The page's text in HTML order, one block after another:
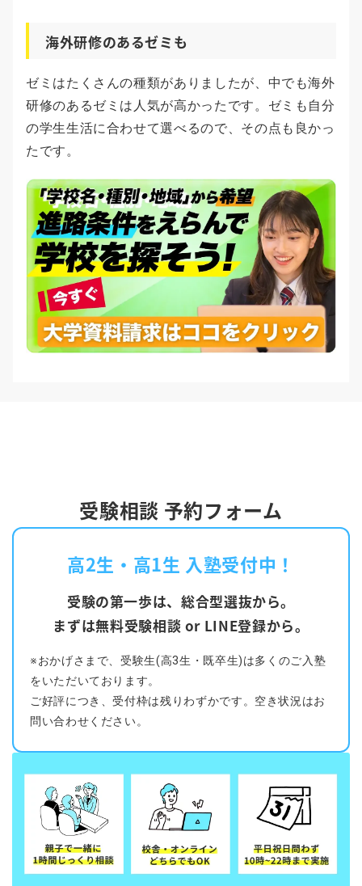
海外研修のあるゼミも
ゼミはたくさんの種類がありましたが、中でも海外
研修のあるゼミは人気が高かったです。ゼミも自分
の学生生活に合わせて選べるので、その点も良かっ
たです。
受験相談 予約フォーム
高2生・高1生 入塾受付中！
受験の第一歩は、総合型選抜から。
まずは無料受験相談 or LINE登録から。
※おかげさまで、受験生(高3生・既卒生)は多くのご入塾
をいただいております。
ご好評につき、受付枠は残りわずかです。空き状況はお
問い合わせください。